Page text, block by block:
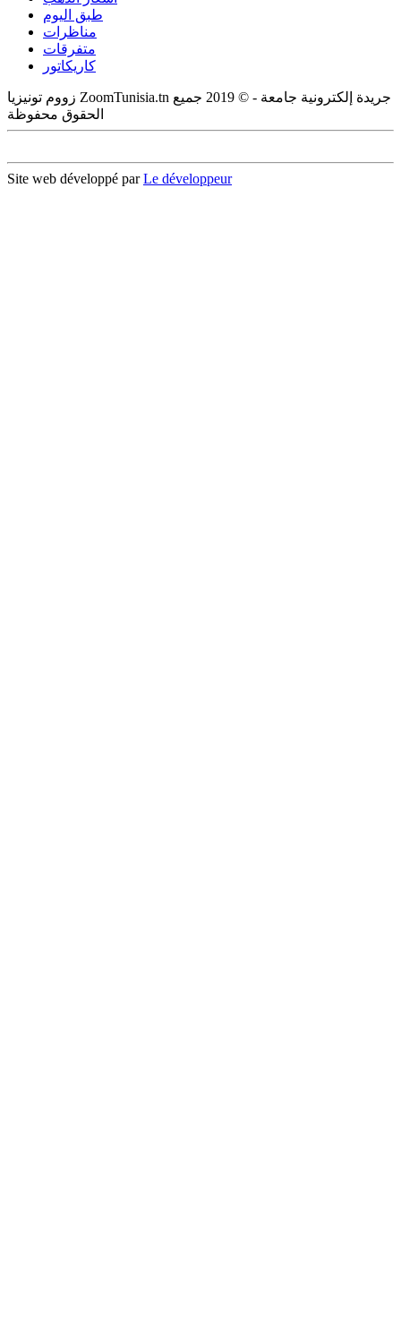
طبق اليوم
مناظرات
متفرقات
كاريكاتور
زووم تونيزيا ZoomTunisia.tn جريدة إلكترونية جامعة - © 2019 جميع
الحقوق محفوظة
Site web développé parLe développeur